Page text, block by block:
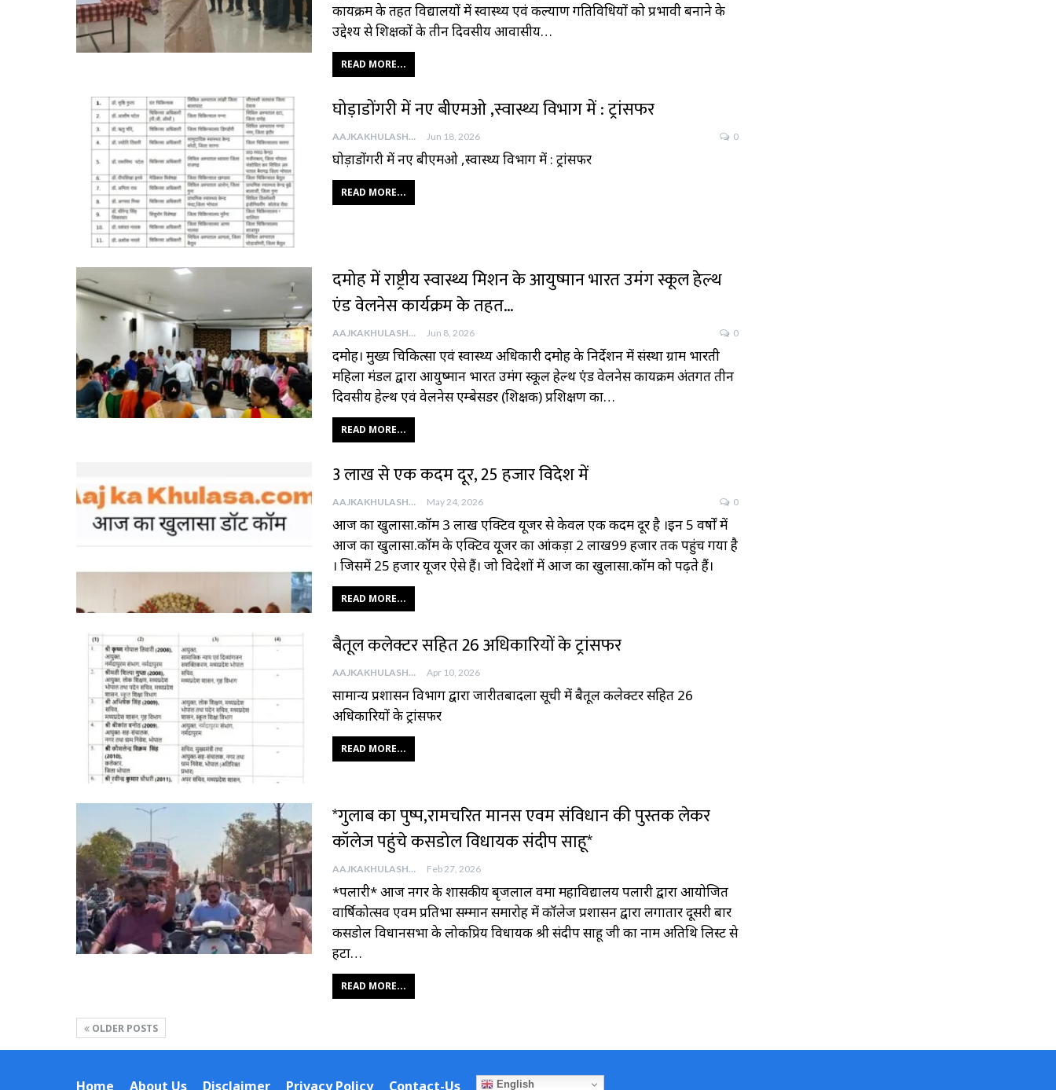
कार्यक्रम के तहत विद्यालयों में स्वास्थ्य एवं कल्याण गतिविधियों को प्रभावी बनाने के
उद्देश्य से शिक्षकों के तीन दिवसीय आवासीय…
READ MORE...
घोड़ाडोंगरी में नए बीएमओ ,स्वास्थ्य विभाग में : ट्रांसफर
AAJKAKHULASHA Jun 18, 2026 0
घोड़ाडोंगरी में नए बीएमओ ,स्वास्थ्य विभाग में : ट्रांसफर
READ MORE...
दमोह में राष्ट्रीय स्वास्थ्य मिशन के आयुष्मान भारत उमंग स्कूल हेल्थ
एंड वेलनेस कार्यक्रम के तहत…
AAJKAKHULASHA Jun 8, 2026 0
दमोह। मुख्य चिकित्सा एवं स्वास्थ्य अधिकारी दमोह के निर्देशन में संस्था ग्राम भारती
महिला मंडल द्वारा आयुष्मान भारत उमंग स्कूल हेल्थ एंड वेलनेस कार्यक्रम अंतर्गत तीन
दिवसीय हेल्थ एवं वेलनेस एम्बेसडर (शिक्षक) प्रशिक्षण का…
READ MORE...
3 लाख से एक कदम दूर, 25 हजार विदेश में
AAJKAKHULASHA May 24, 2026 0
आज का खुलासा.कॉम 3 लाख एक्टिव यूजर से केवल एक कदम दूर है ।इन 5 वर्षों में
आज का खुलासा.कॉम के एक्टिव यूजर का आंकड़ा 2 लाख99 हजार तक पहुंच गया है
। जिसमें 25 हजार यूजर ऐसे हैं। जो विदेशों में आज का खुलासा.कॉम को पढ़ते हैं।
READ MORE...
बैतूल कलेक्टर सहित 26 अधिकारियों के ट्रांसफर
AAJKAKHULASHA Apr 10, 2026
सामान्य प्रशासन विभाग द्वारा जारीतबादला सूची में बैतूल कलेक्टर सहित 26
अधिकारियों के ट्रांसफर
READ MORE...
*गुलाब का पुष्प,रामचरित मानस एवम संविधान की पुस्तक लेकर
कॉलेज पहुंचे कसडोल विधायक संदीप साहू*
AAJKAKHULASHA Feb 27, 2026
*पलारी* आज नगर के शासकीय बृजलाल वर्मा महाविद्यालय पलारी द्वारा आयोजित
वार्षिकोत्सव एवम प्रतिभा सम्मान समारोह में कॉलेज प्रशासन द्वारा लगातार दूसरी बार
कसडोल विधानसभा के लोकप्रिय विधायक श्री संदीप साहू जी का नाम अतिथि लिस्ट से
हटा…
READ MORE...
OLDER POSTS
Home About Us Disclaimer Privacy Policy Contact-Us English